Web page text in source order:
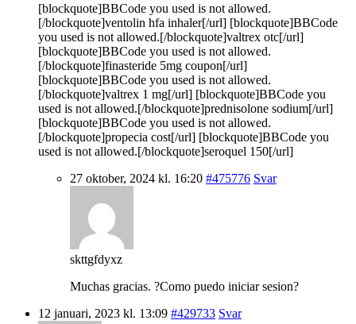
[blockquote]BBCode you used is not allowed.
[/blockquote]ventolin hfa inhaler[/url] [blockquote]BBCode
you used is not allowed.[/blockquote]valtrex otc[/url]
[blockquote]BBCode you used is not allowed.
[/blockquote]finasteride 5mg coupon[/url]
[blockquote]BBCode you used is not allowed.
[/blockquote]valtrex 1 mg[/url] [blockquote]BBCode you
used is not allowed.[/blockquote]prednisolone sodium[/url]
[blockquote]BBCode you used is not allowed.
[/blockquote]propecia cost[/url] [blockquote]BBCode you
used is not allowed.[/blockquote]seroquel 150[/url]
27 oktober, 2024 kl. 16:20 #475776 Svar
skttgfdyxz
Muchas gracias. ?Como puedo iniciar sesion?
12 januari, 2023 kl. 13:09 #429733 Svar